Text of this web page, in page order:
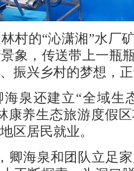
村的“沁潇湘”水厂
象，传送带上一瓶
振兴乡村的梦想，
海泉还建立“全域
康养生态旅游度假
区居民就业。
卿海泉和团队立足